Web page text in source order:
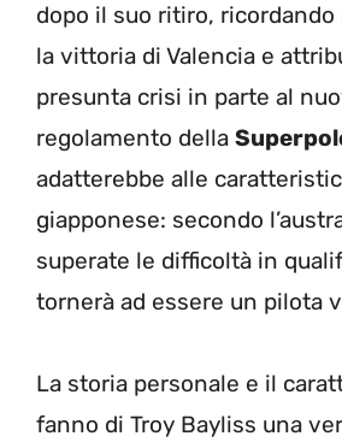
dopo il suo ritiro,
la vittoria di Valencia e
presunta crisi in parte al
regolamento della
adatterebbe alle
giapponese: secondo
superate le difficoltà in
tornerà ad essere un pilota
La storia personale e il
fanno di Troy Bayliss una